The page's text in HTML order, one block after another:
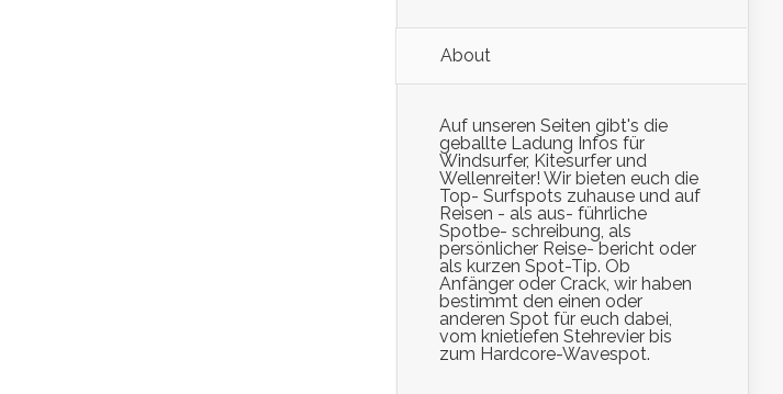
About
Auf unseren Seiten gibt's die
geballte Ladung Infos für
Windsurfer, Kitesurfer und
Wellenreiter! Wir bieten euch die
Top- Surfspots zuhause und auf
Reisen - als aus- führliche
Spotbe- schreibung, als
persönlicher Reise- bericht oder
als kurzen Spot-Tip. Ob
Anfänger oder Crack, wir haben
bestimmt den einen oder
anderen Spot für euch dabei,
vom knietiefen Stehrevier bis
zum Hardcore-Wavespot.